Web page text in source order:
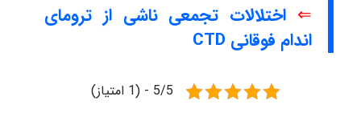
⇐ اختلالات تجمعی ناشی از ترومای
اندام فوقانی CTD
5/5 - (1 امتیاز)